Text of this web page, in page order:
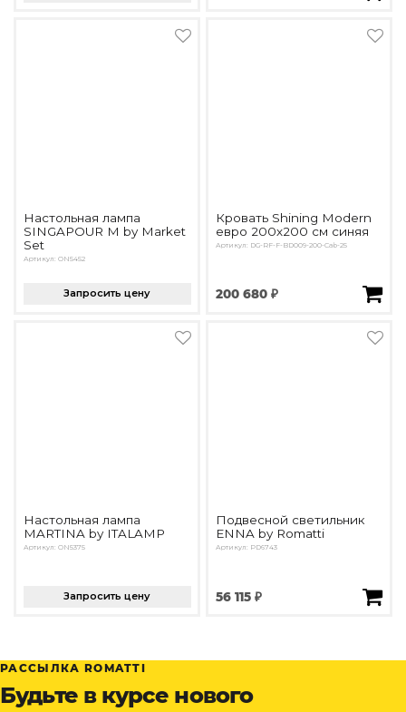
Настольная лампа
SINGAPOUR M by Market
Set
Артикул: ON5452
Запросить цену
Кровать Shining Modern
евро 200х200 см синяя
Артикул: DG-RF-F-BD009-200-Cab-25
200 680 ₽
Настольная лампа
MARTINA by ITALAMP
Артикул: ON5375
Запросить цену
Подвесной светильник
ENNA by Romatti
Артикул: PD6743
56 115 ₽
РАССЫЛКА ROMATTI
Будьте в курсе нового